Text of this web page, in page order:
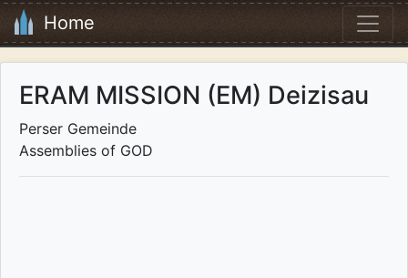
Home
ERAM MISSION (EM) Deizisau
Perser Gemeinde
Assemblies of GOD